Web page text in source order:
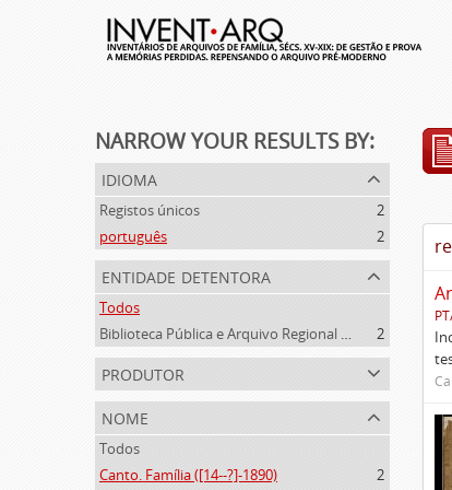
NARROW YOUR RESULTS BY:
idioma
Registos únicos
2
português
2
entidade detentora
Todos
Biblioteca Pública e Arquivo Regional de Ponta Delgada
2
produtor
nome
Todos
Canto. Família ([14--?]-1890)
2